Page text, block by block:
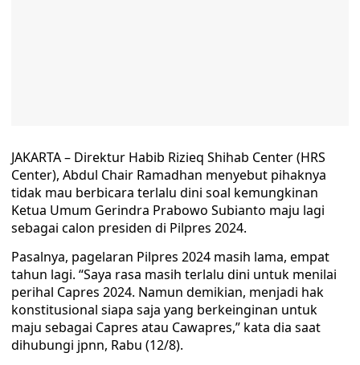
JAKARTA – Direktur Habib Rizieq Shihab Center (HRS
Center), Abdul Chair Ramadhan menyebut pihaknya
tidak mau berbicara terlalu dini soal kemungkinan
Ketua Umum Gerindra Prabowo Subianto maju lagi
sebagai calon presiden di Pilpres 2024.
Pasalnya, pagelaran Pilpres 2024 masih lama, empat
tahun lagi. “Saya rasa masih terlalu dini untuk menilai
perihal Capres 2024. Namun demikian, menjadi hak
konstitusional siapa saja yang berkeinginan untuk
maju sebagai Capres atau Cawapres,” kata dia saat
dihubungi jpnn, Rabu (12/8).